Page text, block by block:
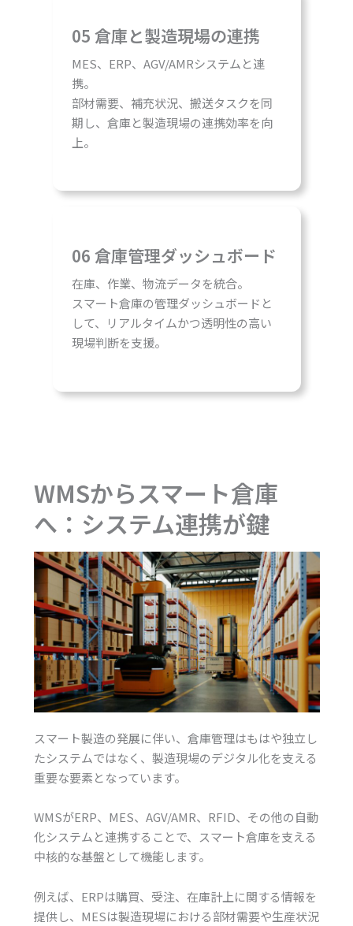
05 倉庫と製造現場の連携
MES、ERP、AGV/AMRシステムと連
携。
部材需要、補充状況、搬送タスクを同
期し、倉庫と製造現場の連携効率を向
上。
06 倉庫管理ダッシュボード
在庫、作業、物流データを統合。
スマート倉庫の管理ダッシュボードと
して、リアルタイムかつ透明性の高い
現場判断を支援。
WMSからスマート倉庫
へ：システム連携が鍵
スマート製造の発展に伴い、倉庫管理はもはや独立し
たシステムではなく、製造現場のデジタル化を支える
重要な要素となっています。
WMSがERP、MES、AGV/AMR、RFID、その他の自動
化システムと連携することで、スマート倉庫を支える
中核的な基盤として機能します。
例えば、ERPは購買、受注、在庫計上に関する情報を
提供し、MESは製造現場における部材需要や生産状況